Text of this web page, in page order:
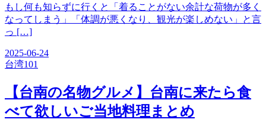
もし何も知らずに行くと「着ることがない余計な荷物が多く
なってしまう」「体調が悪くなり、観光が楽しめない」と言
っ […]
2025-06-24
台湾101
【台南の名物グルメ】台南に来たら食
べて欲しいご当地料理まとめ